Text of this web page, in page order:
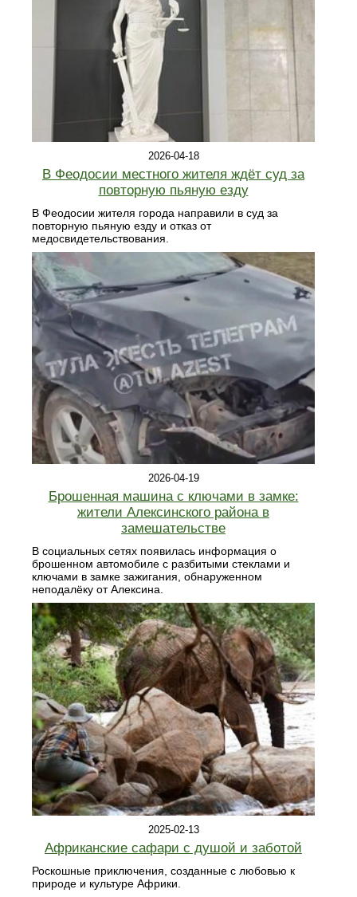
2026-04-18
В Феодосии местного жителя ждёт суд за
повторную пьяную езду
В Феодосии жителя города направили в суд за
повторную пьяную езду и отказ от
медосвидетельствования.
2026-04-19
Брошенная машина с ключами в замке:
жители Алексинского района в
замешательстве
В социальных сетях появилась информация о
брошенном автомобиле с разбитыми стеклами и
ключами в замке зажигания, обнаруженном
неподалёку от Алексина.
2025-02-13
Африканские сафари с душой и заботой
Роскошные приключения, созданные с любовью к
природе и культуре Африки.